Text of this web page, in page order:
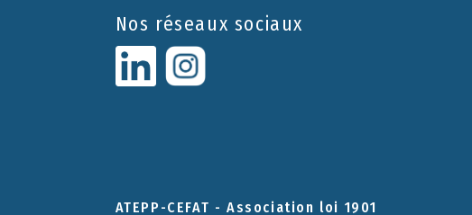
Nos réseaux sociaux
ATEPP-CEFAT - Association loi 1901